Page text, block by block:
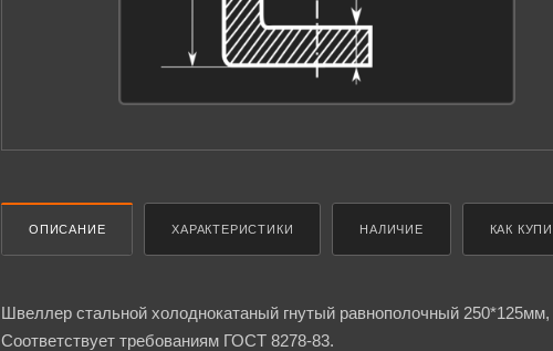
ОПИСАНИЕ ХАРАКТЕРИСТИКИ НАЛИЧИЕ КАК
Швеллер стальной холоднокатаный гнутый равнополочный
Соответствует требованиям ГОСТ 8278-83.